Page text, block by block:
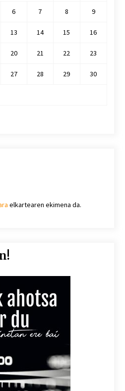
6 7 8 9
13 14 15 16
20 21 22 23
27 28 29 30
elkartearen ekimena da.